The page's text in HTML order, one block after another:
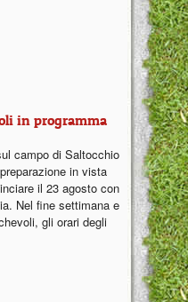
in programma
campo di Saltocchio
in vista
il 23 agosto con
Nel fine settimana e
gli orari degli